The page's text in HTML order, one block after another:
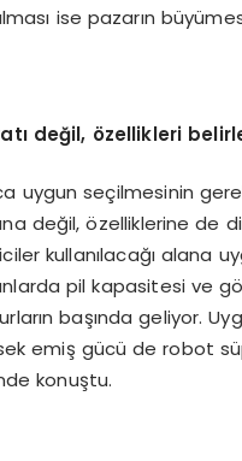
ise pazarın
değil, özellikleri
uygun seçilmesinin
değil, özelliklerine de
kullanılacağı alana
pil kapasitesi ve
başında geliyor.
emiş gücü de robot
konuştu.